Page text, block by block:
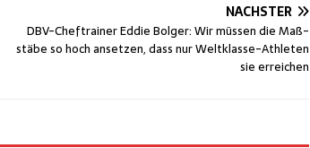
NÄCHSTER
DBV-Chef­trai­ner Eddie Bol­ger: Wir müs­sen die Maß­
stä­be so hoch anset­zen, dass nur Welt­klas­se-Ath­le­ten
sie erreichen